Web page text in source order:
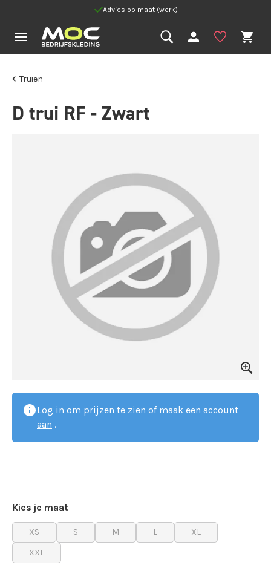
Advies op maat (werk)
Truien
D trui RF - Zwart
Log in om prijzen te zien of maak een account
aan .
Kies je maat
XS S M L
XL
XXL